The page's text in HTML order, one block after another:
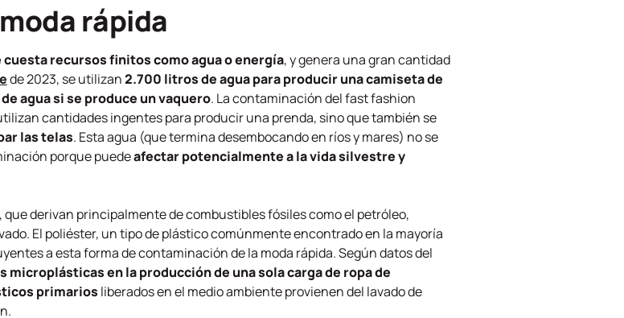
rápida
cuesta recursos finitos como agua o energía, y genera una gran cantidad
de 2023, se utilizan2.700 litros de agua para producir una camiseta de
agua si se produce un vaquero. La contaminación del fast fashion
cantidades ingentes para producir una prenda, sino que también se
las telas. Esta agua (que termina desembocando en ríos y mares) no se
porque puedeafectar potencialmente a la vida silvestre y
, que derivan principalmente de combustibles fósiles como el petróleo,
El poliéster, un tipo de plástico comúnmente encontrado en la mayoría
a esta forma de contaminación de la moda rápida. Según datos del
microplásticas en la producción de una sola carga de ropa de
primarios liberados en el medio ambiente provienen del lavado de